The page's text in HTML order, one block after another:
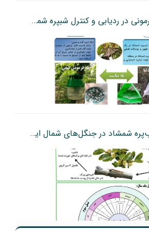
کاربرد تله‌های فرمونی در ردیابی و کنترل شبپره شمشاد
چرخه زندگی شب‌پره شمشاد در جنگل‌های شمال ایران